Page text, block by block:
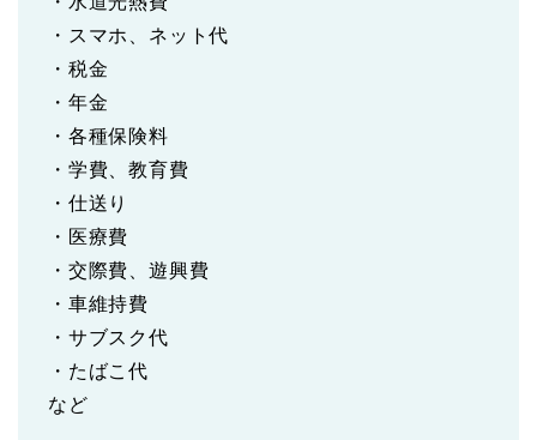
・スマホ、ネット代
・税金
・年金
・各種保険料
・学費、教育費
・仕送り
・医療費
・交際費、遊興費
・車維持費
・サブスク代
・たばこ代
など